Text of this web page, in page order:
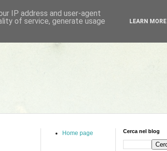
Home page Cerca nel blog
IP address and user-agent
of service, generate usage
LEARN MORE